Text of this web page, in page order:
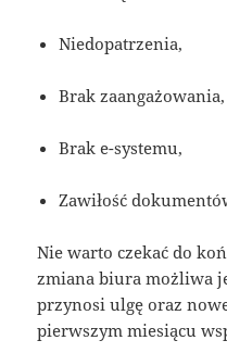
Niedopatrzenia,
Brak zaangażowania,
Brak e-systemu,
Zawiłość
Nie warto czekać do
zmiana biura możliwa
przynosi ulgę oraz
pierwszym miesiącu